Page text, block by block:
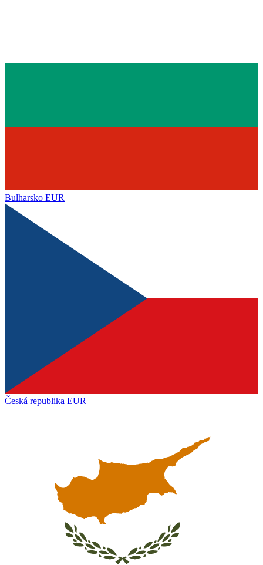
Bulharsko EUR
Česká republika EUR